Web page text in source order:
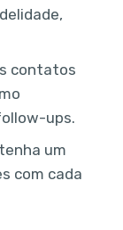
contatos
ups.
um
com cada